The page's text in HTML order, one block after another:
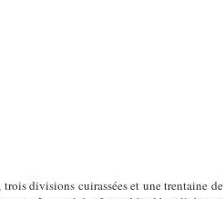
divisions cuirassées et une trentaine de